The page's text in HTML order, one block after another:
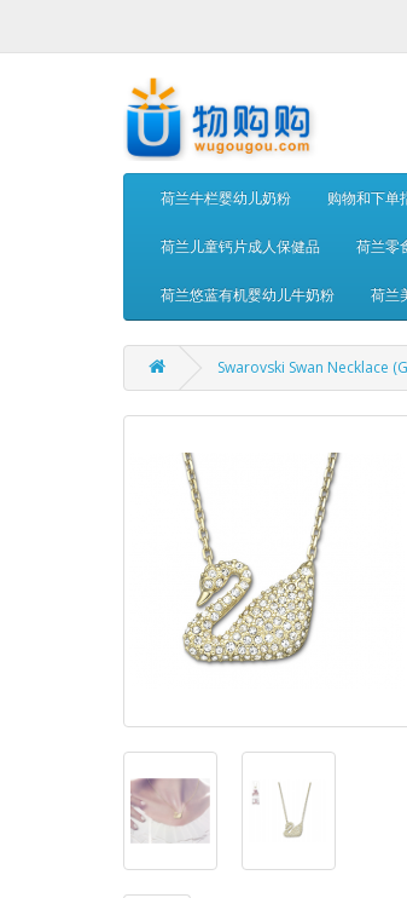
荷兰牛栏婴幼儿奶粉 购物和下单
荷兰儿童钙片成人保健品 荷兰零
荷兰悠蓝有机婴幼儿牛奶粉 荷兰
Swarovski Swan Necklace